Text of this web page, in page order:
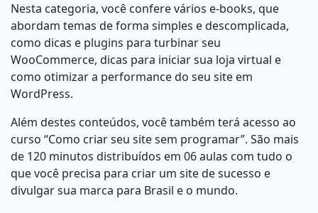
Nesta categoria, você confere vários e-books, que
abordam temas de forma simples e descomplicada,
como dicas e plugins para turbinar seu
WooCommerce, dicas para iniciar sua loja virtual e
como otimizar a performance do seu site em
WordPress.
Além destes conteúdos, você também terá acesso ao
curso “Como criar seu site sem programar”. São mais
de 120 minutos distribuídos em 06 aulas com tudo o
que você precisa para criar um site de sucesso e
divulgar sua marca para Brasil e o mundo.